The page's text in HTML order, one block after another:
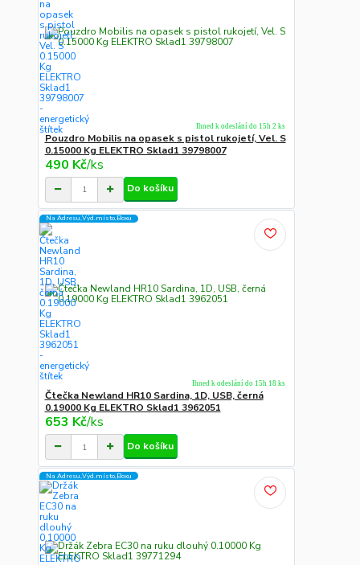
Pouzdro Mobilis na opasek s pistol rukojetí, Vel. S
0.15000 Kg ELEKTRO Sklad1 39798007
490 Kč/ks
Ihned k odeslání do 15h 2 ks
Do košíku
Na Adresu,Výd.místo,Boxu
Čtečka Newland HR10 Sardina, 1D, USB, černá
0.19000 Kg ELEKTRO Sklad1 3962051
653 Kč/ks
Ihned k odeslání do 15h 18 ks
Do košíku
Na Adresu,Výd.místo,Boxu